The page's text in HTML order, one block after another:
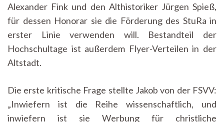
Alexander Fink und den Althistoriker Jürgen Spieß,
für dessen Honorar sie die Förderung des StuRa in
erster Linie verwenden will. Bestandteil der
Hochschultage ist außerdem Flyer-Verteilen in der
Altstadt.
Die erste kritische Frage stellte Jakob von der FSVV:
„Inwiefern ist die Reihe wissenschaftlich, und
inwiefern ist sie Werbung für christliche